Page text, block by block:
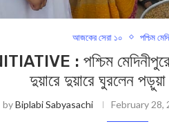
আজকের সেরা ১০ পশ্চিম
: পশ্চিম
দুয়ারে দুয়ারে ঘুরলেন
byBiplabi Sabyasachi February 28,